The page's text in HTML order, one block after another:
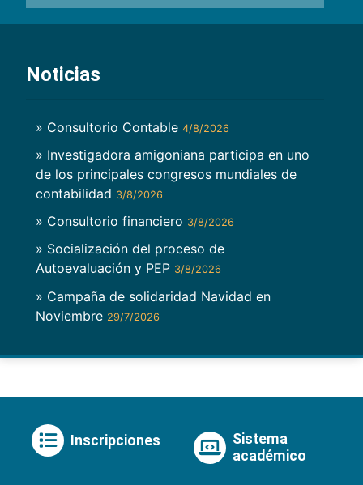
Noticias
» Consultorio Contable 4/8/2026
» Investigadora amigoniana participa en uno
de los principales congresos mundiales de
contabilidad 3/8/2026
» Consultorio financiero 3/8/2026
» Socialización del proceso de
Autoevaluación y PEP 3/8/2026
» Campaña de solidaridad Navidad en
Noviembre 29/7/2026
Inscripciones
Sistema
académico